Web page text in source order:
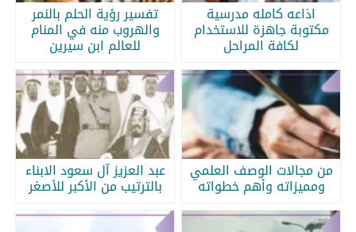
اذاعه كامله مدرسية
مكتوبة جاهزة للاستخدام
لكافة المراحل
تفسير رؤية الحلم بالنمر
والهروب منه في المنام
للعالم ابن سيرين
من مجالات الوصف العلمي
ومميزاته وأهم خطواته
عبد العزيز آل سعود الابناء
بالترتيب من الأكبر للأصغر